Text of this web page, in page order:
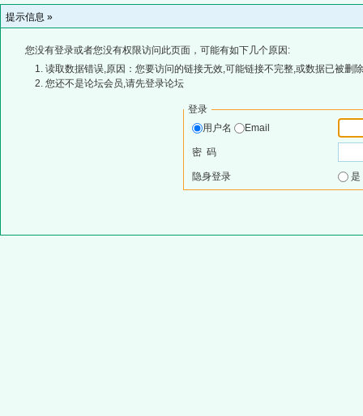
提示信息 »
您没有登录或者您没有权限访问此页面，可能有如下几个原因:
读取数据错误,原因：您要访问的链接无效,可能链接不完整,或数据已被删
您还不是论坛会员,请先登录论坛
登录
用户名
Email
密 码
隐身登录